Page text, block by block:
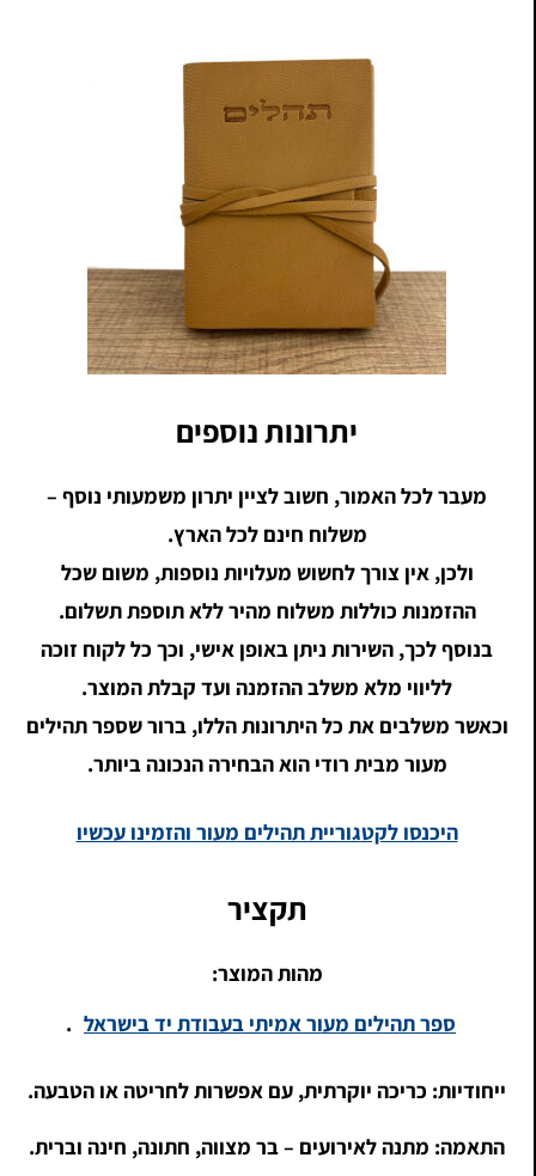
יתרונות נוספים
מעבר לכל האמור, חשוב לציין יתרון משמעותי נוסף –
משלוח חינם לכל הארץ.
ולכן, אין צורך לחשוש מעלויות נוספות, משום שכל
ההזמנות כוללות משלוח מהיר ללא תוספת תשלום.
בנוסף לכך, השירות ניתן באופן אישי, וכך כל לקוח זוכה
לליווי מלא משלב ההזמנה ועד קבלת המוצר.
וכאשר משלבים את כל היתרונות הללו, ברור שספר תהילים
מעור מבית רודי הוא הבחירה הנכונה ביותר.
היכנסו לקטגוריית תהילים מעור והזמינו עכשיו
תקציר
מהות המוצר:
ספר תהילים מעור אמיתי בעבודת יד בישראל
ייחודיות: כריכה יוקרתית, עם אפשרות לחריטה או הטבעה.
התאמה: מתנה לאירועים – בר מצווה, חתונה, חינה וברית.